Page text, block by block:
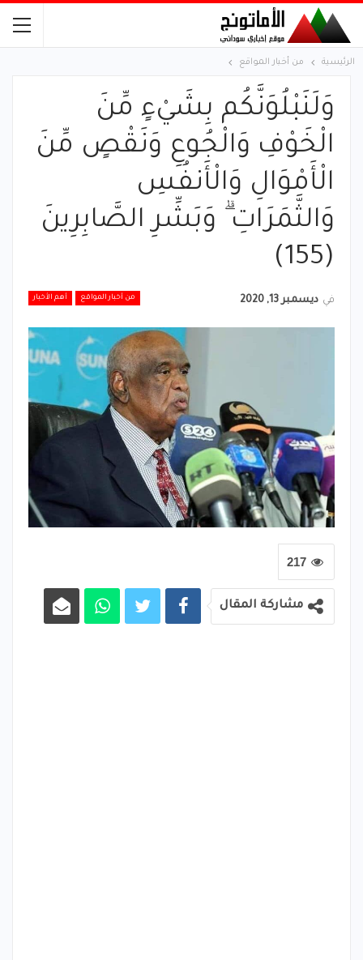
الرئيسية من أخبار المواقع
وَلَنَبْلُوَنَّكُم بِشَيْءٍ مِّنَ
الْخَوْفِ وَالْجُوعِ وَنَقْصٍ مِّنَ
الْأَمْوَالِ وَالْأَنفُسِ
وَالثَّمَرَاتِ ۗ وَبَشِّرِ الصَّابِرِينَ
(155)
من أخبار المواقع أهم الأخبار في ديسمبر 13, 2020
217
مشاركة المقال